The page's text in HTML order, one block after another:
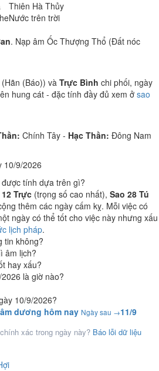
Thiên Hà Thủy
Nước trên trời
. Nạp âm Ốc Thượng Thổ (Đất nóc
(Hãn (Báo)) và Trực Bình chi phối, ngày
hung cát - đặc tính đầy đủ xem ở sao
Chính Tây - Hạc Thần: Đông Nam
10/9/2026
tính dựa trên gì?
12 Trực (trọng số cao nhất), Sao 28 Tú
thêm các ngày cấm kỵ. Mỗi việc có
ngày có thể tốt cho việc này nhưng xấu
lịch pháp.
tin không?
âm lịch?
hay xấu?
là giờ nào?
10/9/2026?
dương hôm nay Ngày sau →11/9
xác trong ngày này? Báo lỗi dữ liệu